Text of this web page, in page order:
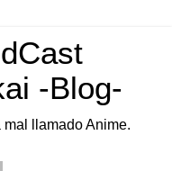
-Blog-
llamado Anime.